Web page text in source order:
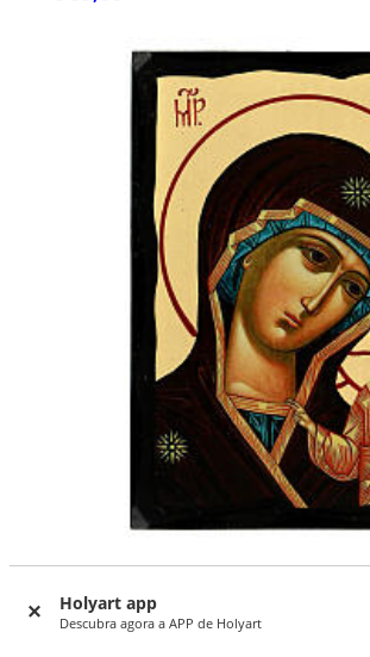
Holyart app
Descubra agora a APP de Holyart
Ícone Teótoco de Cazã estilo russo
DISPONÍVEL